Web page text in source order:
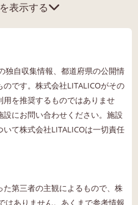
表示する
独自収集情報、都道府県の公開情
です。株式会社LITALICOがその
を推奨するものではありませ
にお問い合わせください。施設
て株式会社LITALICOは一切責任
第三者の主観によるもので、株
はありません。あくまで参考情報